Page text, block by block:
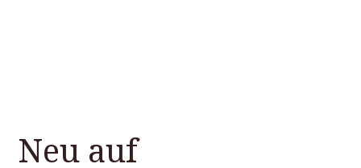
Neu auf